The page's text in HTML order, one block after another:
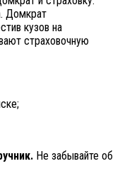
Домкрат
кузов на
страховочную
Не забывайте об